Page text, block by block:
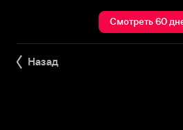
Смотреть 60
Назад